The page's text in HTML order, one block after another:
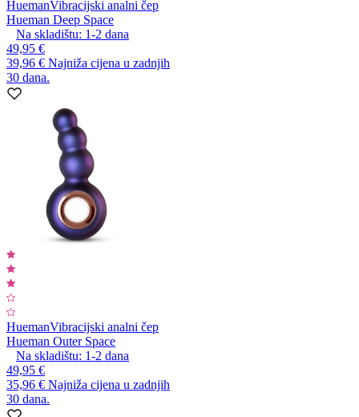
HuemanVibracijski analni čep
Hueman Deep Space
Na skladištu: 1-2 dana
49,95 €
39,96 € Najniža cijena u zadnjih
30 dana.
HuemanVibracijski analni čep
Hueman Outer Space
Na skladištu: 1-2 dana
49,95 €
35,96 € Najniža cijena u zadnjih
30 dana.